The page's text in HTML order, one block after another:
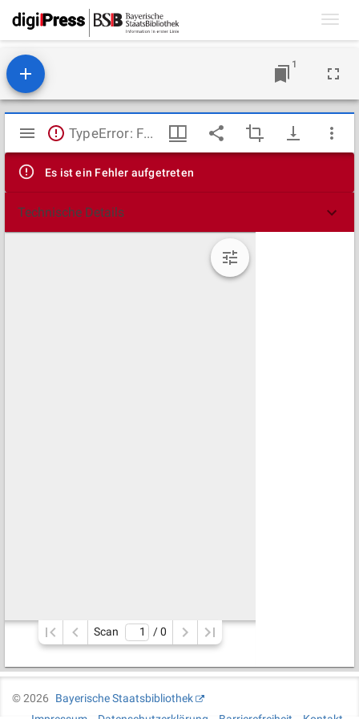
1
Mirador
Viewer
TypeError: Failed to fetch
Es ist ein Fehler aufgetreten
Technische Details
Scan / 0
©2026
Bayerische Staatsbibliothek